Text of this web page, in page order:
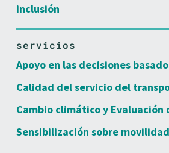
inclusión
servicios
Apoyo en las decisiones
Calidad del servicio del
Cambio climático y Evaluación
Sensibilización sobre